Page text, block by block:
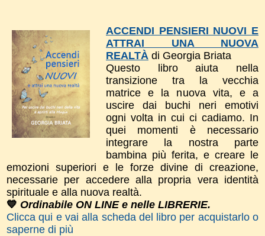
ACCENDI PENSIERI NUOVI E
ATTRAI UNA NUOVA
REALTÀ di Georgia Briata
Questo libro aiuta nella
transizione tra la vecchia
matrice e la nuova vita, e a
uscire dai buchi neri emotivi
ogni volta in cui ci cadiamo. In
quei momenti è necessario
integrare la nostra parte
bambina più ferita, e creare le
emozioni superiori e le forze divine di creazione,
necessarie per accedere alla propria vera identità
spirituale e alla nuova realtà.
💙 Ordinabile ON LINE e nelle LIBRERIE.
Clicca qui e vai alla scheda del libro per acquistarlo o
saperne di più